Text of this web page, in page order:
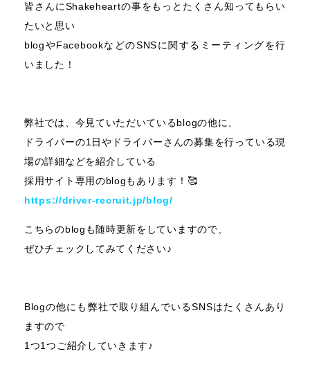
皆さんにShakeheartの事をもっとたくさん知ってもらい
たいと思い
blogやFacebookなどのSNSに関するミーティングを行
いました！
弊社では、今見ていただいているblogの他に、
ドライバーの1日やドライバーさんの募集を行っている現
場の詳細などを紹介している
採用サイト専用のblogもあります！🥰
https://driver-recruit.jp/blog/
こちらのblogも随時更新をしていますので、
ぜひチェックしてみてください♪
Blogの他にも弊社で取り組んでいるSNSはたくさんあり
ますので
1つ1つご紹介していきます♪